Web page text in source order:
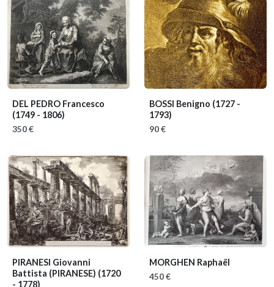
DEL PEDRO Francesco
(1749 - 1806)
350 €
BOSSI Benigno (1727 -
1793)
90 €
PIRANESI Giovanni
Battista (PIRANESE) (1720
- 1778)
MORGHEN Raphaël
450 €